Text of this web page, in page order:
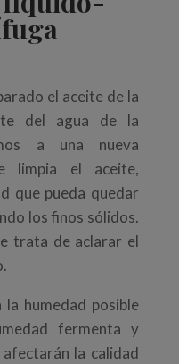
el aceite de la
del agua de la
a una nueva
limpia el aceite,
que pueda quedar
los finos sólidos.
trata de aclarar el
humedad posible
fermenta y
la calidad